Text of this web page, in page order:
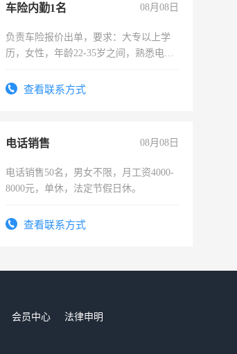
车险内勤1名 08月08日
负责车险报价出单，要求：大专以上学
历，女性，年龄22-35岁之间，熟悉电脑
试用期1-3个月，转正后交纳五险，
查看联系方式
电话销售 08月08日
电话销售50名，男女不限，月工资4000-
8000元，单休，法定节假日休。
查看联系方式
会员中心
法律申明